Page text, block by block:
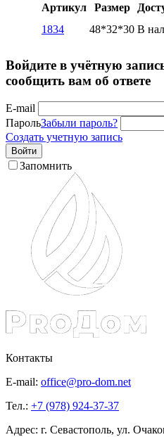
Артикул
Размер
1834
48*32*30 В
Войдите в учётную
сообщить вам об ответе
E-mail
ПарольЗабыли пароль?
Создать учетную запись
Войти
Запомнить
Контакты
E-mail: office@pro-dom.net
Тел.: +7 (978) 924-37-37
Адрес: г. Севастополь, ул.